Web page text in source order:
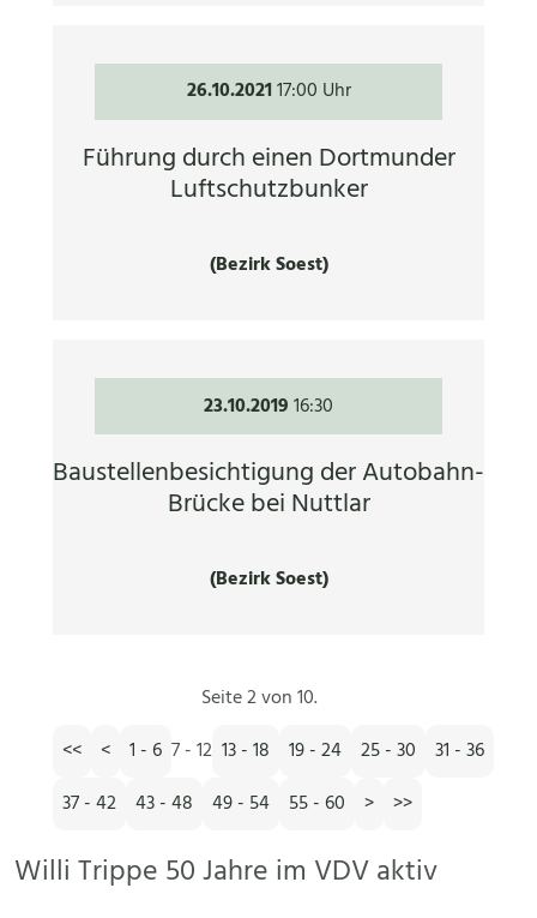
26.10.202117:00 Uhr
Führung durch einen Dortmunder
Luftschutzbunker
(Bezirk Soest)
23.10.201916:30
Baustellenbesichtigung der Autobahn-
Brücke bei Nuttlar
(Bezirk Soest)
Seite 2 von 10.
<<
< 1 - 6 7 - 12 13 - 18 19 - 24 25 - 30
31 - 36
37 - 42
43 - 48 49 - 54 55 - 60 > >>
Willi Trippe 50 Jahre im VDV aktiv